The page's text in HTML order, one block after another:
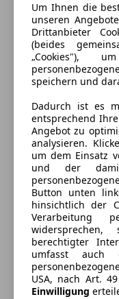
Kraftstoff
Ausstattung
Extras
Stahlfelgen
Mehr anzeigen
Farbe und
Außenfarbe
Farbe laut Hersteller
Lackierung
Farbe der
Um Ihnen die
unseren
Drittanbieter
(beides
„Cookies"),
speichern und
Dadurch ist es
entsprechend
Angebot zu
analysieren.
um dem Einsatz
und der damit
Button unten
hinsichtlich der
Verarbeitung
berechtigter
umfasst auch
USA, nach Art.
Einwilligung